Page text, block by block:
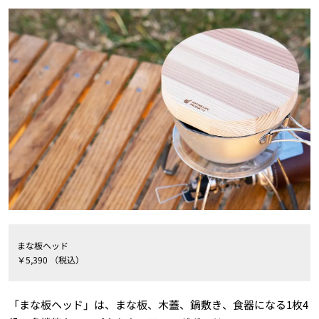
まな板ヘッド
￥5,390 （税込）
「まな板ヘッド」は、まな板、木蓋、鍋敷き、食器になる1枚4